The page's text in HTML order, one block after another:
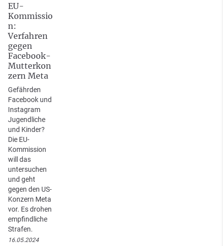
EU-
Kommissio
n:
Verfahren
gegen
Facebook-
Mutterkon
zern Meta
Gefährden
Facebook und
Instagram
Jugendliche
und Kinder?
Die EU-
Kommission
will das
untersuchen
und geht
gegen den US-
Konzern Meta
vor. Es drohen
empfindliche
Strafen.
16.05.2024